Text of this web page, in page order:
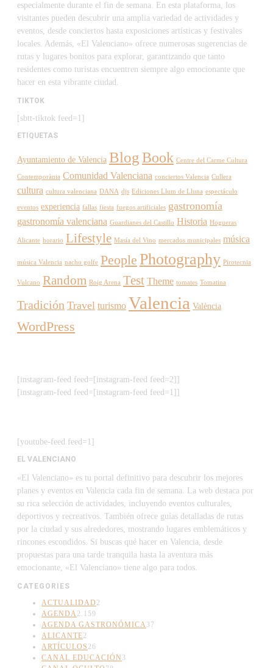
especialmente durante el fin de semana. En esta plataforma, los
visitantes pueden descubrir una amplia variedad de actividades y
eventos, desde conciertos hasta exposiciones artísticas y festivales
locales. Además, «El Valenciano» ofrece numerosas sugerencias de
rutas y lugares bonitos para explorar, garantizando que tanto
residentes como turistas encuentren siempre algo emocionante que
hacer en esta vibrante ciudad.
TIKTOK
[sbtt-tiktok feed=1]
ETIQUETAS
Ayuntamiento de Valencia BlogBook Centre del Carme Cultura
Contemporània Comunidad Valenciana conciertos Valencia Cullera
cultura cultura valenciana DANA djs Ediciones Llum de Lluna espectáculo
eventos experiencia fallas fiesta fuegos artificiales gastronomía
gastronomía valenciana Guardianes del Castillo Historia Hogueras
Alicante horario Lifestyle Masía del Vino mercados municipales música
música Valencia nacho golfe People Photography Pirotecnia
Vulcano Random Roig Arena Test Theme tomates Tomatina
Tradición Travel turismo Valencia València
WordPress
[instagram-feed feed=[instagram-feed feed=2]]
[instagram-feed feed=[instagram-feed feed=1]]
[youtube-feed feed=1]
EL VALENCIANO
«El Valenciano» es tu portal definitivo para descubrir los mejores
planes y eventos en Valencia cada fin de semana. La web destaca por
su rica selección de actividades, incluyendo eventos culturales,
deportivos y recreativos. También ofrece guías detalladas de rutas
por la ciudad y sus alrededores, mostrando lugares emblemáticos y
rincones escondidos. Si buscas qué hacer en Valencia, desde
propuestas para una tarde tranquila hasta la aventura más
emocionante, «El Valenciano» tiene algo para todos.
CATEGORIES
ACTUALIDAD 2
AGENDA2.159
AGENDA GASTRONÓMICA37
ALICANTE2
ARTÍCULOS 26
CANAL EDUCACIÓN 3